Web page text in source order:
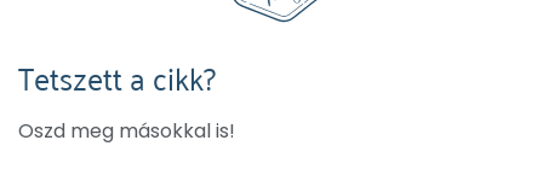
Tetszett a cikk?
Oszd meg másokkal is!